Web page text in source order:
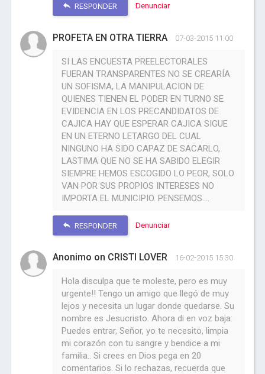
RESPONDER Denunciar
PROFETA EN OTRA TIERRA 07-03-2015 11:00
SI LAS ENCUESTA PREELECTORALES
FUERAN TRANSPARENTES NO SE CREARÍA
UN SOFISMA, LA MANIPULACION DE
QUIENES TIENEN EL PODER EN TURNO SE
EVIDENCIA EN LOS PRECANDIDATOS DE
CAJICA HAY QUE ESPERAR CAJICA SIGUE
EN UN ETERNO LETARGO DEL CUAL
NINGUNO HA SIDO CAPAZ DE SACARLO,
LASTIMA QUE NO SE HA SABIDO ELEGIR
SIEMPRE HEMOS ESCOGIDO LO PEOR, SOLO
VAN POR SUS PROPIOS INTERESES NO
IMPORTA EL MUNICIPIO. PENSEMOS....
RESPONDER Denunciar
Anonimo on CRISTI LOVER 16-02-2015 15:30
Hola disculpa que te moleste, pero es muy
urgente!! Tengo un amigo que llegó de muy
lejos y necesita un lugar donde quedarse. Su
nombre es Jesucristo. Ahora di en voz baja:
Puedes entrar, Señor, yo te necesito, limpia
mi corazón con tu sangre y bendice a mi
familia.. Si crees en Dios pega en 20
comentarios. Si lo rechazas, recuerda que